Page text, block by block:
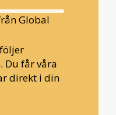
Global
Du får våra
direkt i din